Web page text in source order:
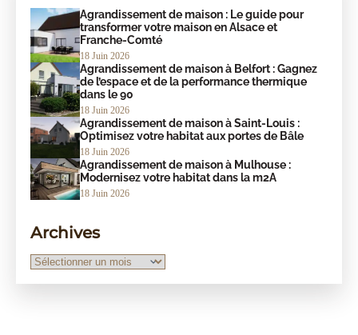
Agrandissement de maison : Le guide pour
transformer votre maison en Alsace et
Franche-Comté
18 Juin 2026
Agrandissement de maison à Belfort : Gagnez
de l’espace et de la performance thermique
dans le 90
18 Juin 2026
Agrandissement de maison à Saint-Louis :
Optimisez votre habitat aux portes de Bâle
18 Juin 2026
Agrandissement de maison à Mulhouse :
Modernisez votre habitat dans la m2A
18 Juin 2026
Archives